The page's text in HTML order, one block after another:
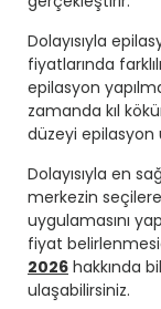
Dolayısıyla
fiyatlarında
epilasyon
zamanda kıl
düzeyi epilasyon
Dolayısıyla en
merkezin
uygulamasını
fiyat
2026 hakkında
ulaşabilirsiniz.